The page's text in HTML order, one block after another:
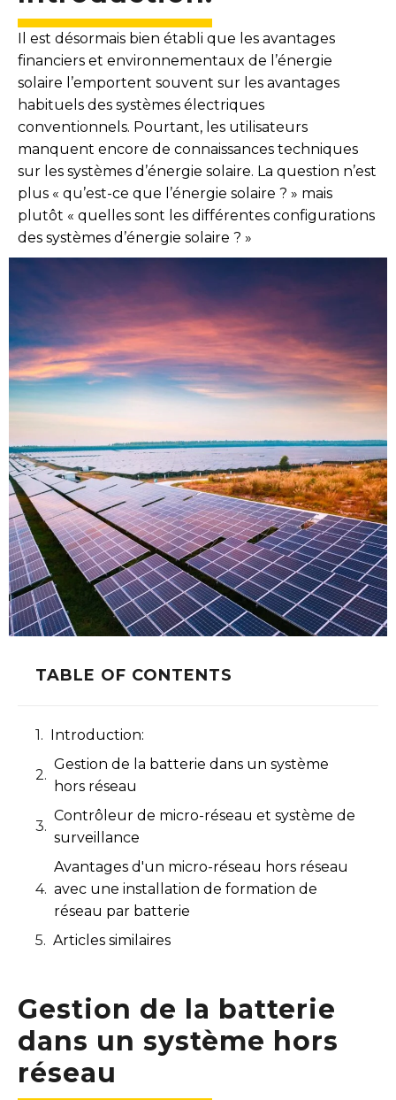
Il est désormais bien établi que les avantages
financiers et environnementaux de l’énergie
solaire l’emportent souvent sur les avantages
habituels des systèmes électriques
conventionnels. Pourtant, les utilisateurs
manquent encore de connaissances techniques
sur les systèmes d’énergie solaire. La question n’est
plus « qu’est-ce que l’énergie solaire ? » mais
plutôt « quelles sont les différentes configurations
des systèmes d’énergie solaire ? »
TABLE OF CONTENTS
Introduction:
Gestion de la batterie dans un système
hors réseau
Contrôleur de micro-réseau et système de
surveillance
Avantages d'un micro-réseau hors réseau
avec une installation de formation de
réseau par batterie
Articles similaires
Gestion de la batterie
dans un système hors
réseau